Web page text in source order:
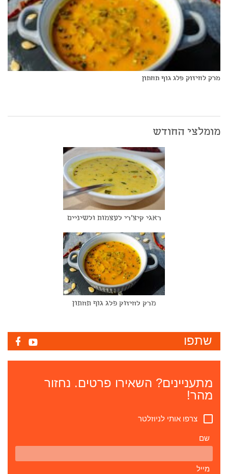
מרק לחיזוק פלג גוף תחתון
מומלצי החודש
ראגי קיצ'רי לעצמות ולשיניים
מרק לחיזוק פלג גוף תחתון
שתפו
מתעניינים? השאירו פרטים. נחזור
מהר!
צרפו אותי לניוזלטר
שם
מייל